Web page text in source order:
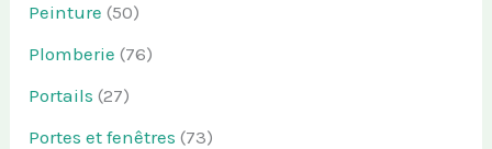
Peinture (50)
Plomberie (76)
Portails (27)
Portes et fenêtres (73)